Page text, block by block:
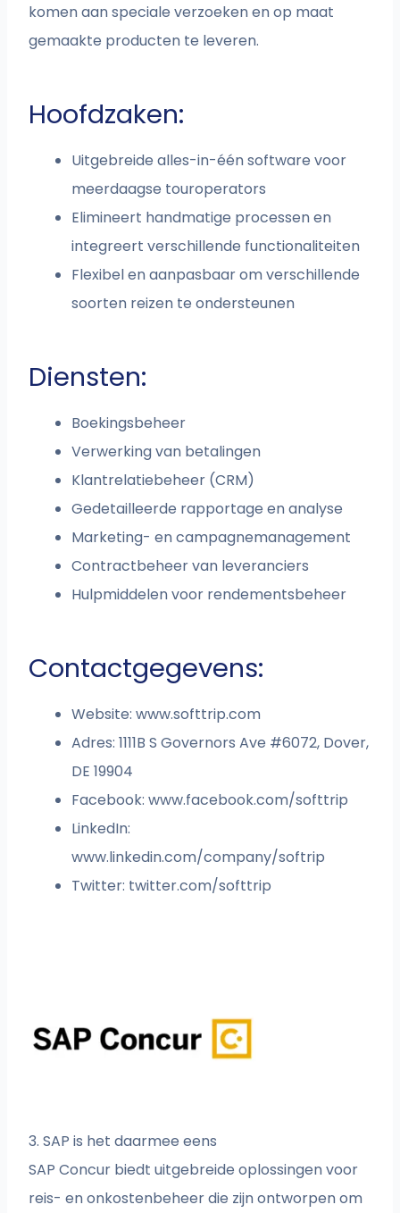
komen aan speciale verzoeken en op maat
gemaakte producten te leveren.
Hoofdzaken:
Uitgebreide alles-in-één software voor
meerdaagse touroperators
Elimineert handmatige processen en
integreert verschillende functionaliteiten
Flexibel en aanpasbaar om verschillende
soorten reizen te ondersteunen
Diensten:
Boekingsbeheer
Verwerking van betalingen
Klantrelatiebeheer (CRM)
Gedetailleerde rapportage en analyse
Marketing- en campagnemanagement
Contractbeheer van leveranciers
Hulpmiddelen voor rendementsbeheer
Contactgegevens:
Website: www.softtrip.com
Adres: 1111B S Governors Ave #6072, Dover,
DE 19904
Facebook: www.facebook.com/softtrip
LinkedIn:
www.linkedin.com/company/softrip
Twitter: twitter.com/softtrip
3. SAP is het daarmee eens
SAP Concur biedt uitgebreide oplossingen voor
reis- en onkostenbeheer die zijn ontworpen om